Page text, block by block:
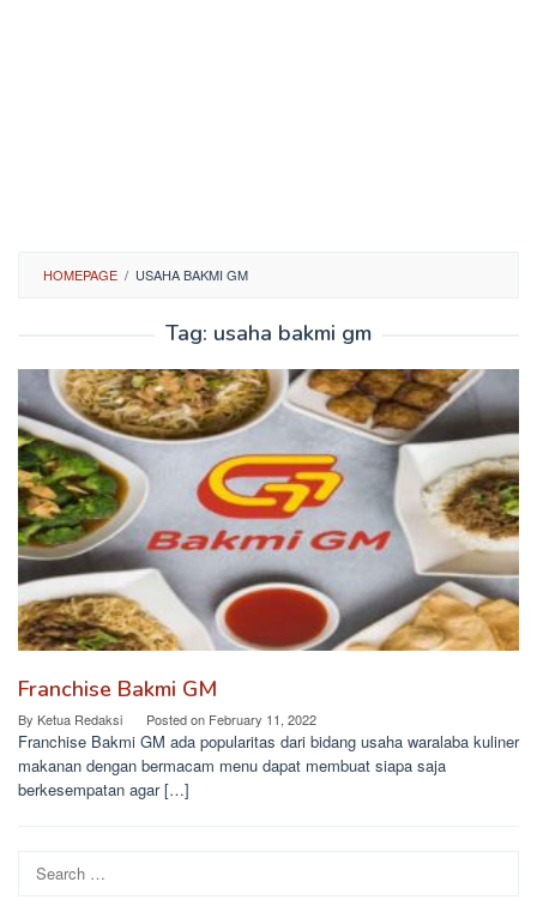
HOMEPAGE / USAHA BAKMI GM
Tag: usaha bakmi gm
Franchise Bakmi GM
By Ketua Redaksi Posted on February 11, 2022
Franchise Bakmi GM ada popularitas dari bidang usaha waralaba kuliner
makanan dengan bermacam menu dapat membuat siapa saja
berkesempatan agar […]
Search
for: